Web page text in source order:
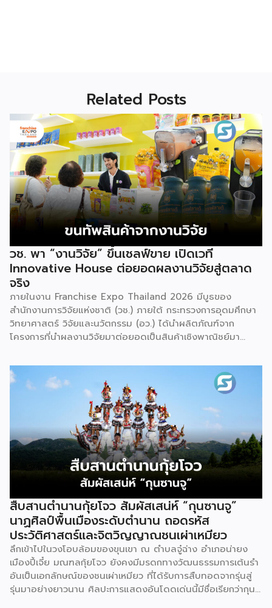
Related Posts
วช. พา “งานวิจัย” ขึ้นเชลฟ์ขาย เปิดเวที
Innovative House ต่อยอดผลงานวิจัยสู่ตลาด
จริง
ภายในงาน Franchise Expo Thailand 2026 มีบูธของ
สำนักงานการวิจัยแห่งชาติ (วช.) ภายใต้ กระทรวงการอุดมศึกษา
วิทยาศาสตร์ วิจัยและนวัตกรรม (อว.) ได้นำผลิตภัณฑ์จาก
โครงการที่นำผลงานวิจัยมาต่อยอดเป็นสินค้าเชิงพาณิชย์มา
มีภารกิจหลัก คือการให้ทุนวิจัย ดูแลเรื่องการวิจัยในภาพรวม รวม
ถึงการให้รางวัล และสนับสนุนนักวิจัย ตั้งแต่ระดับเยาวชนไปจนถึง
นักวิจัยอาวุโส แน่นอนว่านี่เป็นหน่วยงานผู้อยู่เบื้องหลังงานวิจัย
ไทยตั้งแต่ต้นน้ำยันปลายน้ำ กิจกรรมที่นำมาจัดแสดงในบูธ
ครั้งนี้เป็นส่วนหนึ่งของทุนที่ วช. สนับสนุนภายใต้ชุดโครงการ
Innovative House ซึ่งมีเป้าหมายชัดเจน คือการแนะแนวและ
สนับสนุนให้ผู้ประกอบการนำนวัตกรรมที่ต่อยอดมาจากงานวิจัย
ไปพัฒนาต่อจนสามารถขายได้จริงในเชิงพาณิชย์ ไม่ใช่แค่งาน
วิจัยที่อยู่ในห้องแล็บ โดยสินค้าที่นำมาโชว์ในบูธจึงเป็นผลิตภัณฑ์
ที่ “พร้อมขาย” แล้วจริงๆ บางแบรนด์ขายออนไลน์ บางแบรนด์
ขายเฉพาะหน้าร้าน นอกจากนี้ ยังมีการสาธิตนำผลิตภัณฑ์ไป
แปรรูปเป็นเมนูอาหาร-เครื่องดื่มให้ผู้ร่วมงานเห็นวิธีใช้งานจริง
โดยนำ ‘น้ำผึ้ง’ ที่ไม่ได้นำมาวางขายแบบเดิม ๆ แต่แปรรูปเป็น
เครื่องดื่มสเลอปี้ให้ผู้ร่วมงานได้ชิมสดๆ หน้าบูธ เพื่อดึงดูดและ
สร้างประสบการณ์ให้คนในงานได้ทดลองสัมผัสสินค้าจริง และหาก
ใครสนใจก็สามารถซื้อ หัวเชื้อ กลับไปทำเครื่องดื่มต่อเองที่บ้านได้
เช่นกัน […]
สืบสานตำนานกุ้ยโจว สัมผัสเสน่ห์ “กุนซานจู”
นาฏศิลป์พื้นเมืองระดับตำนาน ถอดรหัส
ประวัติศาสตร์และจิตวิญญาณชนเผ่าเหมียว
ลึกเข้าไปในวงโอบล้อมของขุนเขา ณ ตำบลจู๋ฉ่าง อำเภอน่ายง
เมืองปี้เจี๋ย มณฑลกุ้ยโจว ยังคงมีมรดกทางวัฒนธรรมการเต้นรำ
อันเป็นเอกลักษณ์ของชนเผ่าเหมียว ที่ได้รับการสืบทอดจากรุ่นสู่
รุ่นมาอย่างยาวนาน ศิลปะการแสดงอันโดดเด่นนี้มีชื่อเรียกว่ากุน